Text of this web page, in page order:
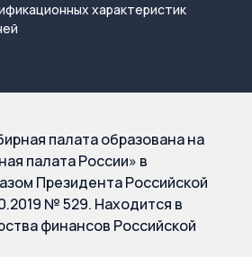
характеристик
палата образована на
палата России» в
Президента Российской
№ 529. Находится в
финансов Российской